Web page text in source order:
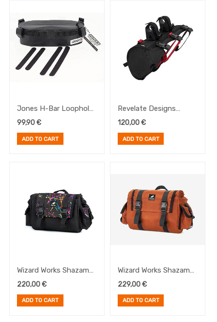
Jones H-Bar Loophole
Pack
99,90€
ADD TO CART
Revelate Designs
Harness, Negra
120,00€
ADD TO CART
Wizard Works Shazam
Mini Splatter
220,00€
ADD TO CART
Wizard Works Shazam
Mini Rust
229,00€
ADD TO CART